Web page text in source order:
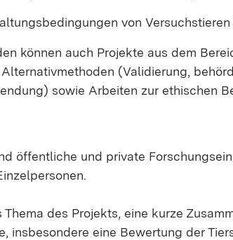
von
können auch Projekte aus dem
(Validierung,
sowie Arbeiten zur ethischen
öffentliche und private
des Projekts, eine kurze
insbesondere eine Bewertung der